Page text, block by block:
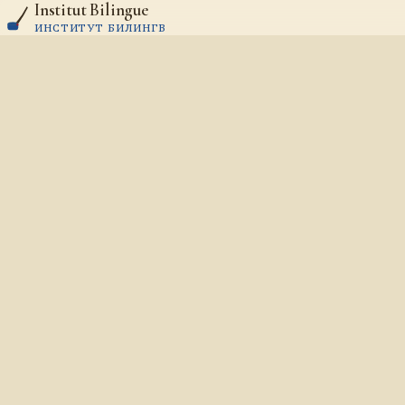
Aller au contenu
Institut Bilingue
ИНСТИТУТ БИЛИНГВ